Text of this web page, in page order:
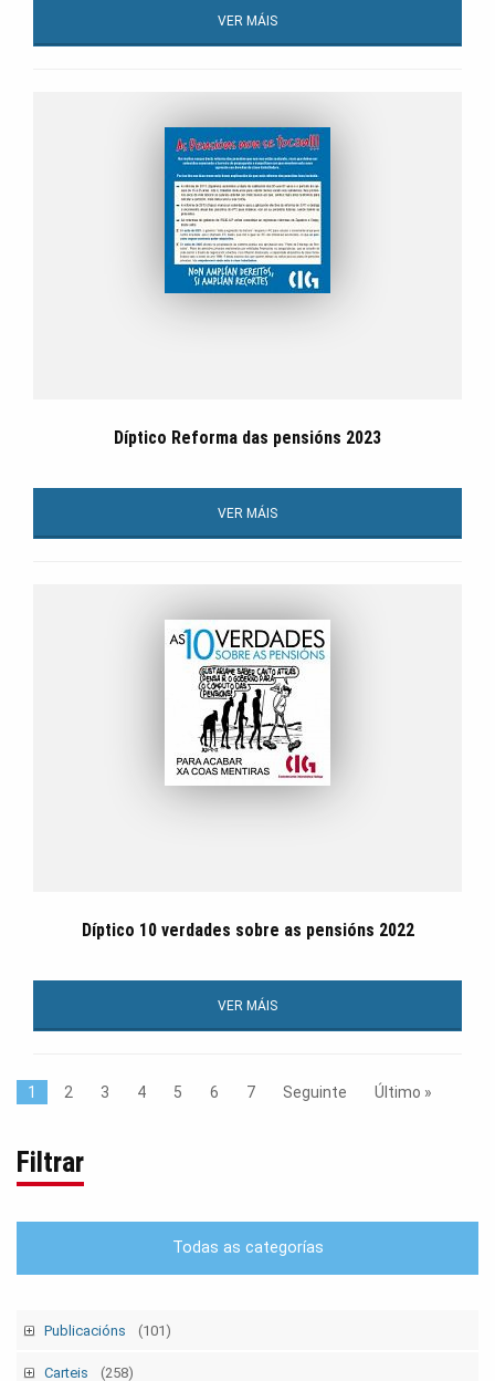
VER MÁIS
Díptico Reforma das pensións 2023
VER MÁIS
Díptico 10 verdades sobre as pensións 2022
VER MÁIS
1 2 3 4 5 6 7 Seguinte Último »
Filtrar
Todas as categorías
Publicacións (101)
Tempo Sindical
Carteis (258)